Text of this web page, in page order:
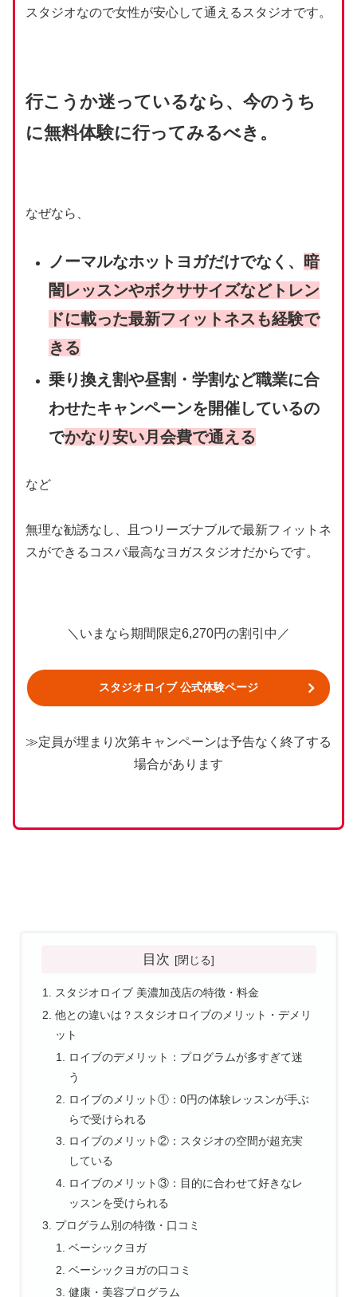
スタジオなので女性が安心して通えるスタジオです。
行こうか迷っているなら、今のうち
に無料体験に行ってみるべき。
なぜなら、
ノーマルなホットヨガだけでなく、 暗
闇レッスンやボクササイズなどトレン
ドに載った最新フィットネスも経験で
きる
乗り換え割や昼割・学割など職業に合
わせたキャンペーンを開催しているの
でかなり安い月会費で通える
など
無理な勧誘なし、且つリーズナブルで最新フィットネ
スができるコスパ最高なヨガスタジオだからです。
＼いまなら期間限定6,270円の割引中／
スタジオロイブ 公式体験ページ
≫定員が埋まり次第キャンペーンは予告なく終了する
場合があります
目次
スタジオロイブ 美濃加茂店の特徴・料金
他との違いは？スタジオロイブのメリット・デメリ
ット
ロイブのデメリット：プログラムが多すぎて迷
う
ロイブのメリット①：0円の体験レッスンが手ぶ
らで受けられる
ロイブのメリット②：スタジオの空間が超充実
している
ロイブのメリット③：目的に合わせて好きなレ
ッスンを受けられる
プログラム別の特徴・口コミ
ベーシックヨガ
ベーシックヨガの口コミ
健康・美容プログラム